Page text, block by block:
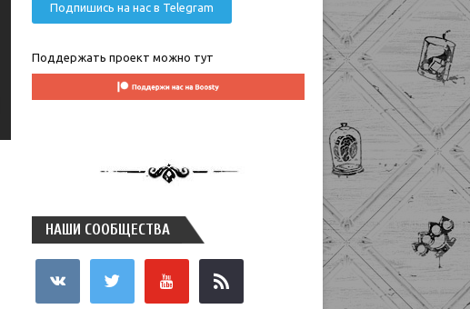
Подпишись на нас в Telegram
Поддержать проект можно тут
НАШИ СООБЩЕСТВА